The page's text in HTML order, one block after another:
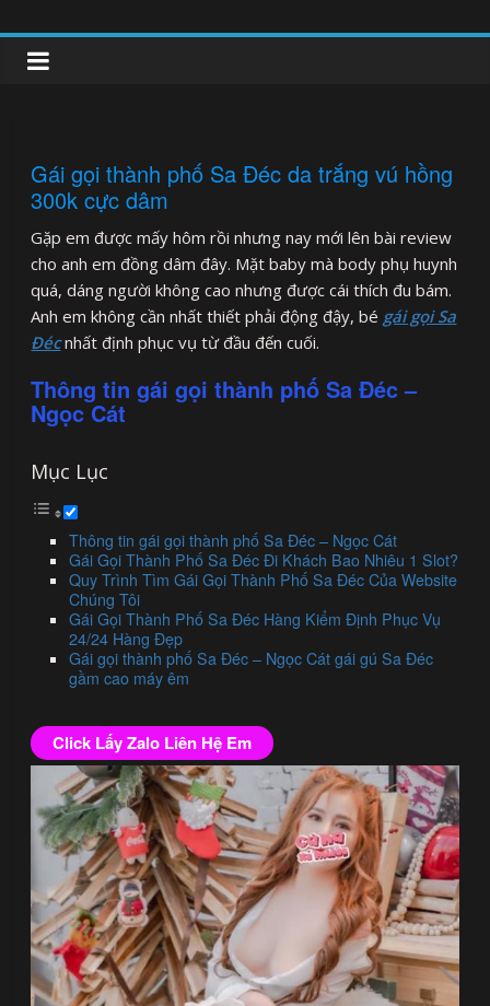
to
content
clipnonglive.com
Gái gọi thành phố Sa Đéc da trắng vú hồng
300k cực dâm
Gặp em được mấy hôm rồi nhưng nay mới lên bài review
cho anh em đồng dâm đây. Mặt baby mà body phụ huynh
quá, dáng người không cao nhưng được cái thích đu bám.
Anh em không cần nhất thiết phải động đậy, bé gái gọi Sa
Đécnhất định phục vụ từ đầu đến cuối.
Thông tin gái gọi thành phố Sa Đéc –
Ngọc Cát
Mục Lục
Thông tin gái gọi thành phố Sa Đéc – Ngọc Cát
Gái Gọi Thành Phố Sa Đéc Đi Khách Bao Nhiêu 1 Slot?
Quy Trình Tìm Gái Gọi Thành Phố Sa Đéc Của Website
Chúng Tôi
Gái Gọi Thành Phố Sa Đéc Hàng Kiểm Định Phục Vụ
24/24 Hàng Đẹp
Gái gọi thành phố Sa Đéc – Ngọc Cát gái gú Sa Đéc
gầm cao máy êm
Click Lấy Zalo Liên Hệ Em